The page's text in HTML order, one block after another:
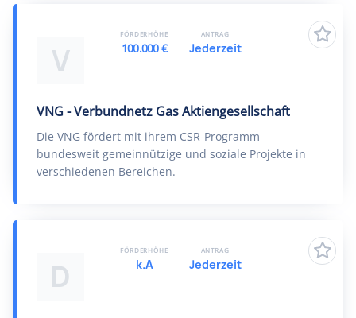
V
VNG - Verbundnetz Gas Aktiengesellschaft
Die VNG fördert mit ihrem CSR-Programm
bundesweit gemeinnützige und soziale Projekte in
verschiedenen Bereichen.
FÖRDERHÖHE
100.000 €
ANTRAG
Jederzeit
D
FÖRDERHÖHE
k.A
ANTRAG
Jederzeit